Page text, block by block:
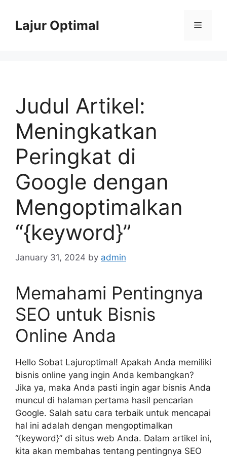
contentLajur Optimal Menu
Judul Artikel:
Meningkatkan
Peringkat di
Google dengan
Mengoptimalkan
“{keyword}”
January 31, 2024 by admin
Memahami Pentingnya
SEO untuk Bisnis
Online Anda
Hello Sobat Lajuroptimal! Apakah Anda memiliki
bisnis online yang ingin Anda kembangkan?
Jika ya, maka Anda pasti ingin agar bisnis Anda
muncul di halaman pertama hasil pencarian
Google. Salah satu cara terbaik untuk mencapai
hal ini adalah dengan mengoptimalkan
“{keyword}” di situs web Anda. Dalam artikel ini,
kita akan membahas tentang pentingnya SEO